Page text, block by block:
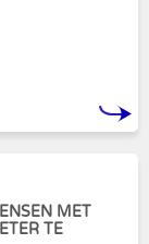
MET
TE